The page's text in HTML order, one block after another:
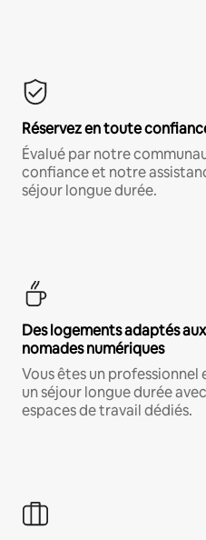
Réservez en toute
Évalué par notre
confiance et notre
séjour longue durée.
Des logements adaptés
nomades numériques
Vous êtes un
un séjour longue durée
espaces de travail dédiés.